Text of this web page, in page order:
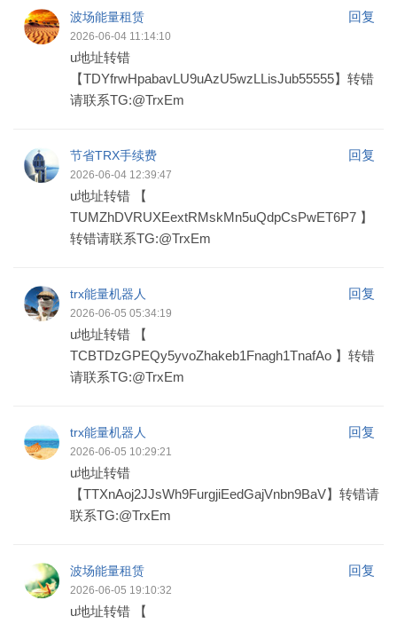
波场能量租赁 回复
2026-06-04 11:14:10
u地址转错
【TDYfrwHpabavLU9uAzU5wzLLisJub55555】转错
请联系TG:@TrxEm
节省TRX手续费 回复
2026-06-04 12:39:47
u地址转错 【
TUMZhDVRUXEextRMskMn5uQdpCsPwET6P7 】
转错请联系TG:@TrxEm
trx能量机器人 回复
2026-06-05 05:34:19
u地址转错 【
TCBTDzGPEQy5yvoZhakeb1Fnagh1TnafAo 】转错
请联系TG:@TrxEm
trx能量机器人 回复
2026-06-05 10:29:21
u地址转错
【TTXnAoj2JJsWh9FurgjiEedGajVnbn9BaV】转错请
联系TG:@TrxEm
波场能量租赁 回复
2026-06-05 19:10:32
u地址转错 【